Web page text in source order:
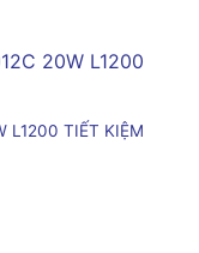
L1200 TIẾT KIỆM